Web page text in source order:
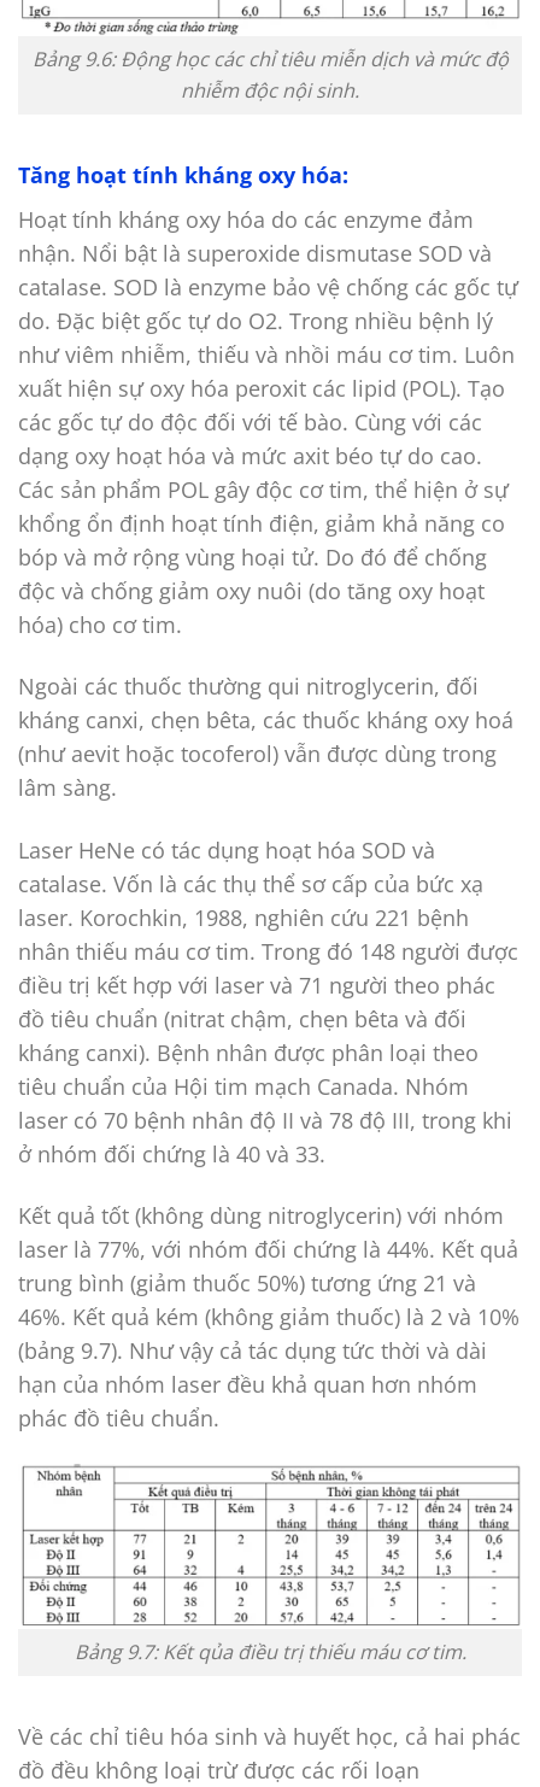
Bảng 9.6: Động học các chỉ tiêu miễn dịch và mức độ
nhiễm độc nội sinh.
Tăng hoạt tính kháng oxy hóa:
Hoạt tính kháng oxy hóa do các enzyme đảm
nhận. Nổi bật là superoxide dismutase SOD và
catalase. SOD là enzyme bảo vệ chống các gốc tự
do. Đặc biệt gốc tự do O2. Trong nhiều bệnh lý
như viêm nhiễm, thiếu và nhồi máu cơ tim. Luôn
xuất hiện sự oxy hóa peroxit các lipid (POL). Tạo
các gốc tự do độc đối với tế bào. Cùng với các
dạng oxy hoạt hóa và mức axit béo tự do cao.
Các sản phẩm POL gây độc cơ tim, thể hiện ở sự
khổng ổn định hoạt tính điện, giảm khả năng co
bóp và mở rộng vùng hoại tử. Do đó để chống
độc và chống giảm oxy nuôi (do tăng oxy hoạt
hóa) cho cơ tim.
Ngoài các thuốc thường qui nitroglycerin, đối
kháng canxi, chẹn bêta, các thuốc kháng oxy hoá
(như aevit hoặc tocoferol) vẫn được dùng trong
lâm sàng.
Laser HeNe có tác dụng hoạt hóa SOD và
catalase. Vốn là các thụ thể sơ cấp của bức xạ
laser. Korochkin, 1988, nghiên cứu 221 bệnh
nhân thiếu máu cơ tim. Trong đó 148 người được
điều trị kết hợp với laser và 71 người theo phác
đồ tiêu chuẩn (nitrat chậm, chẹn bêta và đối
kháng canxi). Bệnh nhân được phân loại theo
tiêu chuẩn của Hội tim mạch Canada. Nhóm
laser có 70 bệnh nhân độ II và 78 độ III, trong khi
ở nhóm đối chứng là 40 và 33.
Kết quả tốt (không dùng nitroglycerin) với nhóm
laser là 77%, với nhóm đối chứng là 44%. Kết quả
trung bình (giảm thuốc 50%) tương ứng 21 và
46%. Kết quả kém (không giảm thuốc) là 2 và 10%
(bảng 9.7). Như vậy cả tác dụng tức thời và dài
hạn của nhóm laser đều khả quan hơn nhóm
phác đồ tiêu chuẩn.
Bảng 9.7: Kết qủa điều trị thiếu máu cơ tim.
Về các chỉ tiêu hóa sinh và huyết học, cả hai phác
đồ đều không loại trừ được các rối loạn